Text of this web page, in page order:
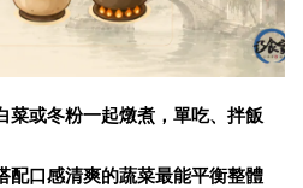
菜或冬粉一起燉煮，單吃、拌飯
配口感清爽的蔬菜最能平衡整體